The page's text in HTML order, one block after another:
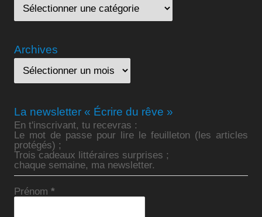
Archives
La newsletter « Écrire du rêve »
En t'inscrivant, tu recevras :
Le mot de passe pour lire le feuilleton (les articles
protégés) ;
Trois cadeaux littéraires surprises ;
chaque semaine, ma newsletter.
Prénom*